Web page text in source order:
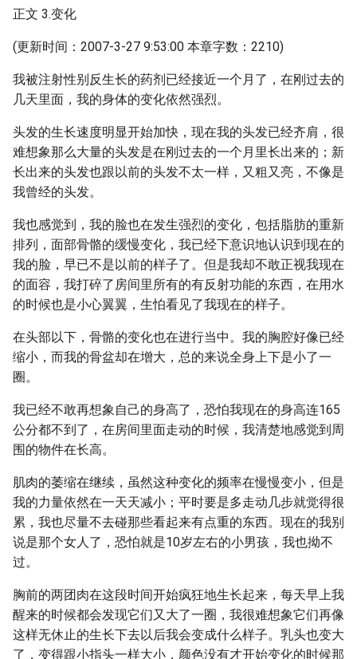
正文 3.变化
(更新时间：2007-3-27 9:53:00 本章字数：2210)
我被注射性别反生长的药剂已经接近一个月了，在刚过去的
几天里面，我的身体的变化依然强烈。
头发的生长速度明显开始加快，现在我的头发已经齐肩，很
难想象那么大量的头发是在刚过去的一个月里长出来的；新
长出来的头发也跟以前的头发不太一样，又粗又亮，不像是
我曾经的头发。
我也感觉到，我的脸也在发生强烈的变化，包括脂肪的重新
排列，面部骨骼的缓慢变化，我已经下意识地认识到现在的
我的脸，早已不是以前的样子了。但是我却不敢正视我现在
的面容，我打碎了房间里所有的有反射功能的东西，在用水
的时候也是小心翼翼，生怕看见了我现在的样子。
在头部以下，骨骼的变化也在进行当中。我的胸腔好像已经
缩小，而我的骨盆却在增大，总的来说全身上下是小了一
圈。
我已经不敢再想象自己的身高了，恐怕我现在的身高连165
公分都不到了，在房间里面走动的时候，我清楚地感觉到周
围的物件在长高。
肌肉的萎缩在继续，虽然这种变化的频率在慢慢变小，但是
我的力量依然在一天天减小；平时要是多走动几步就觉得很
累，我也尽量不去碰那些看起来有点重的东西。现在的我别
说是那个女人了，恐怕就是10岁左右的小男孩，我也拗不
过。
胸前的两团肉在这段时间开始疯狂地生长起来，每天早上我
醒来的时候都会发现它们又大了一圈，我很难想象它们再像
这样无休止的生长下去以后我会变成什么样子。乳头也变大
了，变得跟小指头一样大小，颜色没有才开始变化的时候那